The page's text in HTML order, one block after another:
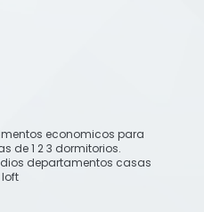
economicos para
de 1 2 3 dormitorios.
departamentos casas